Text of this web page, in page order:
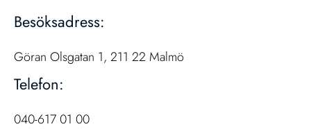
Besöksadress:
Göran Olsgatan 1, 211 22 Malmö
Telefon:
040-617 01 00